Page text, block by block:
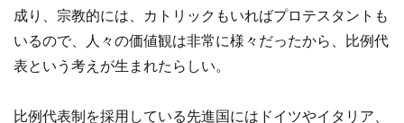
成り、宗教的には、カトリックもいればプロテスタントも
いるので、人々の価値観は非常に様々だったから、比例代
表という考えが生まれたらしい。
比例代表制を採用している先進国にはドイツやイタリア、